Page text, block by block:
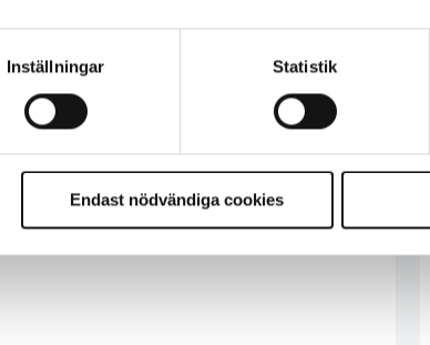
Inställningar Statistik
Endast nödvändiga cookies